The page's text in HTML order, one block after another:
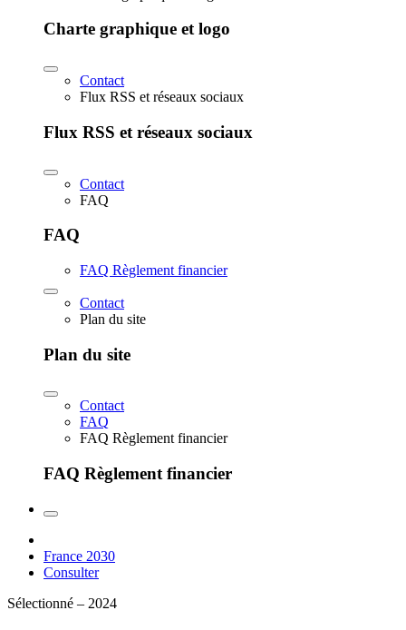
Charte graphique et logo
Contact
Flux RSS et réseaux sociaux
Flux RSS et réseaux sociaux
Contact
FAQ
FAQ
FAQ Règlement financier
Contact
Plan du site
Plan du site
Contact
FAQ
FAQ Règlement financier
FAQ Règlement financier
France 2030
Consulter
Sélectionné – 2024